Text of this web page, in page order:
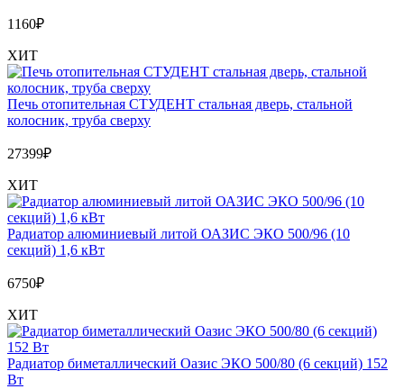
1160₽
ХИТ
Печь отопительная СТУДЕНТ стальная дверь, стальной
колосник, труба сверху
27399₽
ХИТ
Радиатор алюминиевый литой ОАЗИС ЭКО 500/96 (10
секций) 1,6 кВт
6750₽
ХИТ
Радиатор биметаллический Оазис ЭКО 500/80 (6 секций) 152
Вт